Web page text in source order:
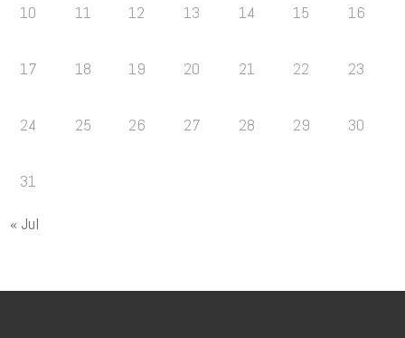
10 11 12 13 14 15 16
17 18 19 20 21 22 23
24 25 26 27 28 29 30
31
« Jul